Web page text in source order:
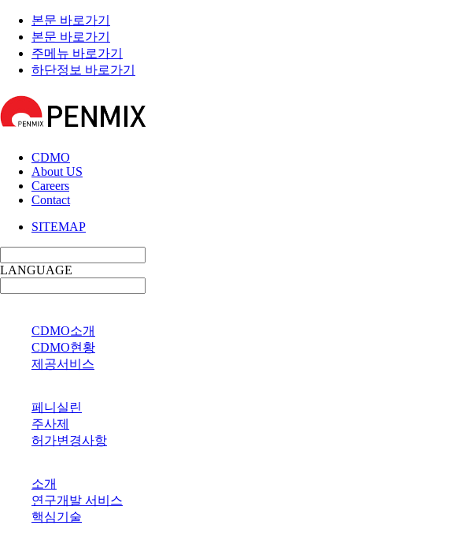
본문 바로가기
본문 바로가기
주메뉴 바로가기
하단정보 바로가기
CDMO
About US
Careers
Contact
SITEMAP
LANGUAGE
CDMO소개
CDMO현황
제공서비스
페니실린
주사제
허가변경사항
소개
연구개발 서비스
핵심기술